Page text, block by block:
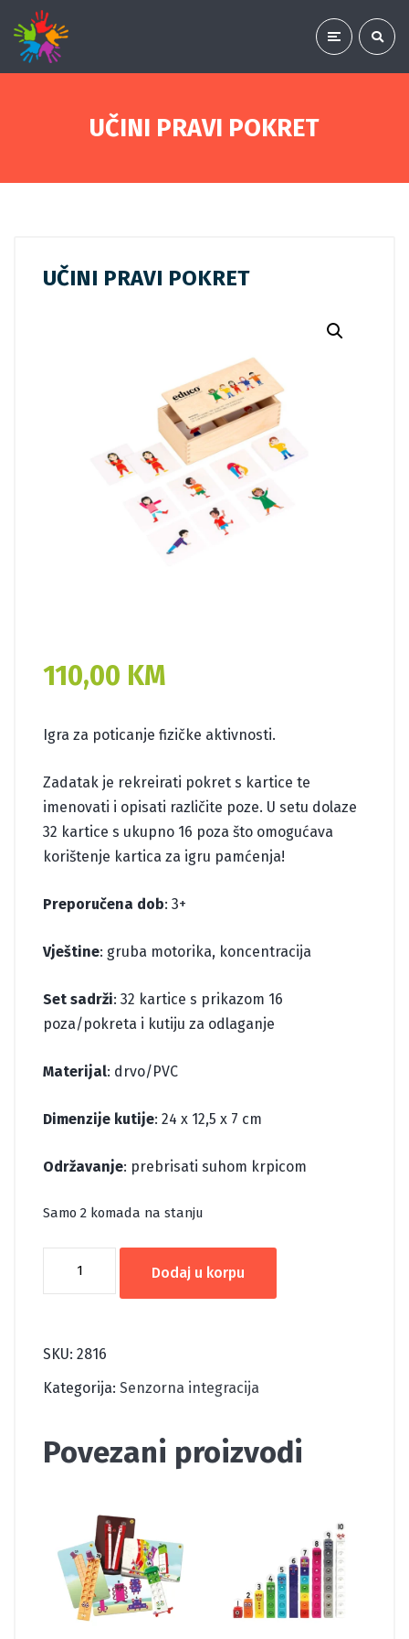
UČINI PRAVI POKRET
UČINI PRAVI POKRET
110,00 KM
Igra za poticanje fizičke aktivnosti.
Zadatak je rekreirati pokret s kartice te
imenovati i opisati različite poze. U setu dolaze
32 kartice s ukupno 16 poza što omogućava
korištenje kartica za igru pamćenja!
Preporučena dob: 3+
Vještine: gruba motorika, koncentracija
Set sadrži: 32 kartice s prikazom 16
poza/pokreta i kutiju za odlaganje
Materijal: drvo/PVC
Dimenzije kutije: 24 x 12,5 x 7 cm
Održavanje: prebrisati suhom krpicom
Samo 2 komada na stanju
Dodaj u korpu
SKU: 2816
Kategorija: Senzorna integracija
Povezani proizvodi